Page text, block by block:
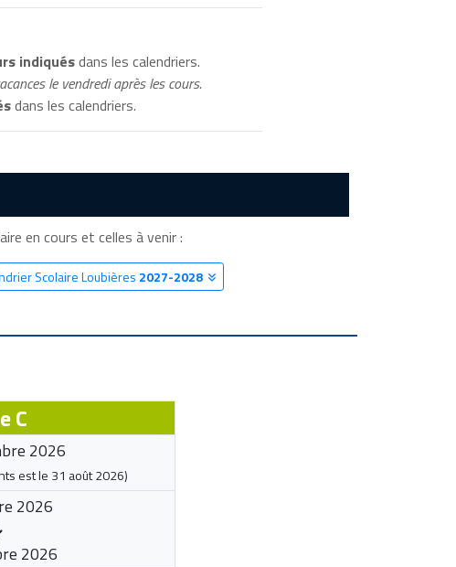
indiquésdans les calendriers.
le vendredi après les cours.
dans les calendriers.
en cours et celles à venir :
Scolaire Loubières 2027-2028
C
2026
est le 31 août 2026)
2026
2026